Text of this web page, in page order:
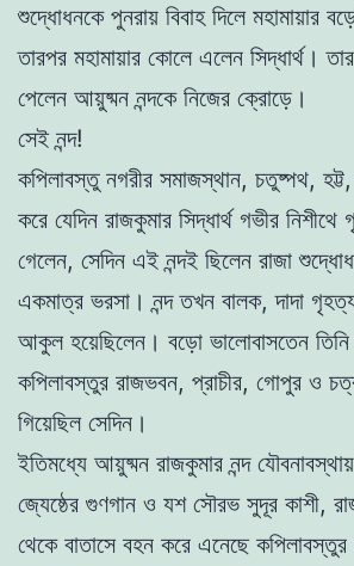
শুদ্ধোধনকে পুনরায় বিবাহ দিলে মহামায়ার
তারপর মহামায়ার কোলে এলেন সিদ্ধার্থ।
পেলেন আয়ুষ্মন নন্দকে নিজের ক্রোড়ে।
সেই নন্দ!
কপিলাবস্তু নগরীর সমাজস্থান, চতুষ্পথ,
করে যেদিন রাজকুমার সিদ্ধার্থ গভীর
গেলেন, সেদিন এই নন্দই ছিলেন রাজা
একমাত্র ভরসা। নন্দ তখন বালক, দাদা
আকুল হয়েছিলেন। বড়ো ভালোবাসতেন তিনি
কপিলাবস্তুর রাজভবন, প্রাচীর, গোপুর ও
গিয়েছিল সেদিন।
ইতিমধ্যে আয়ুষ্মন রাজকুমার নন্দ
জ্যেষ্ঠের গুণগান ও যশ সৌরভ সুদূর কাশী,
থেকে বাতাসে বহন করে এনেছে